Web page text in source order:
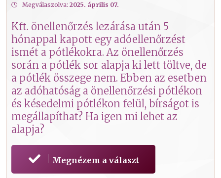
Megválaszolva: 2025. április 07.
Kft. önellenőrzés lezárása után 5
hónappal kapott egy adóellenőrzést
ismét a pótlékokra. Az önellenőrzés
során a pótlék sor alapja ki lett töltve, de
a pótlék összege nem. Ebben az esetben
az adóhatóság a önellenőrzési pótlékon
és késedelmi pótlékon felül, bírságot is
megállapíthat? Ha igen mi lehet az
alapja?
Megnézem a választ